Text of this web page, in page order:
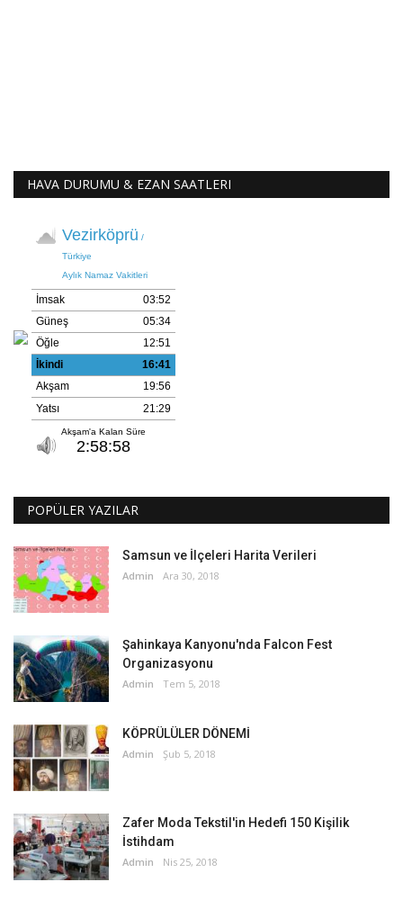
HAVA DURUMU & EZAN SAATLERI
POPÜLER YAZILAR
Samsun ve İlçeleri Harita Verileri
Admin Ara 30, 2018
Şahinkaya Kanyonu'nda Falcon Fest
Organizasyonu
Admin Tem 5, 2018
KÖPRÜLÜLER DÖNEMİ
Admin Şub 5, 2018
Zafer Moda Tekstil'in Hedefi 150 Kişilik
İstihdam
Admin Nis 25, 2018